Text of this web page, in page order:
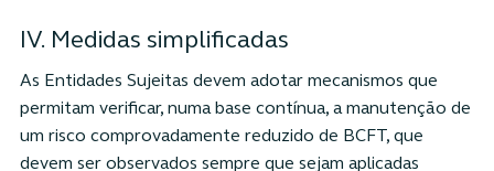
IV. Medidas simplificadas
As Entidades Sujeitas devem adotar mecanismos que
permitam verificar, numa base contínua, a manutenção de
um risco comprovadamente reduzido de BCFT, que
devem ser observados sempre que sejam aplicadas